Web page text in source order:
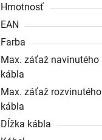
Hmotnosť
EAN
Farba
Max. záťaž navinutého
kábla
Max. záťaž rozvinutého
kábla
Dĺžka kábla